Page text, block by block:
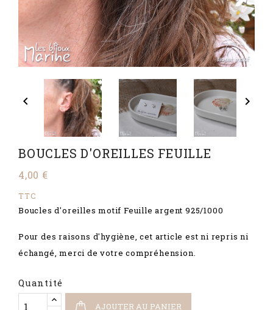
 
BOUCLES D'OREILLES FEUILLE
4,00 €
TTC
Boucles d'oreilles motif Feuille argent 925/1000
Pour des raisons d'hygiène, cet article est ni repris ni
échangé, merci de votre compréhension.
Quantité
AJOUTER AU PANIER